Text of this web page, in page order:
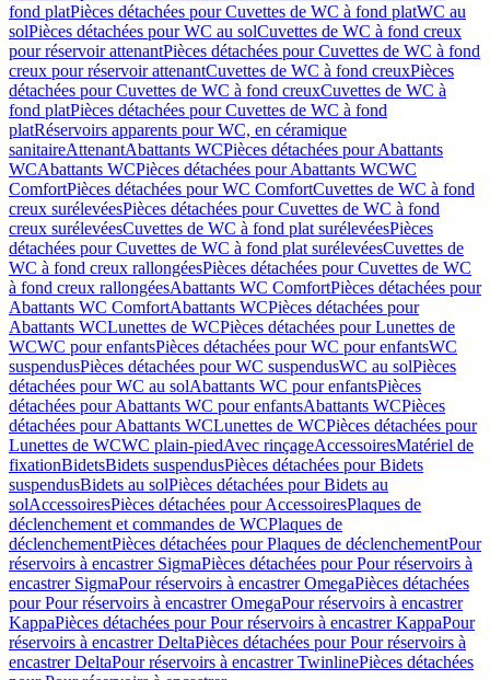
fond platPièces détachées pour Cuvettes de WC à fond platWC au
solPièces détachées pour WC au solCuvettes de WC à fond creux
pour réservoir attenantPièces détachées pour Cuvettes de WC à fond
creux pour réservoir attenantCuvettes de WC à fond creuxPièces
détachées pour Cuvettes de WC à fond creuxCuvettes de WC à
fond platPièces détachées pour Cuvettes de WC à fond
platRéservoirs apparents pour WC, en céramique
sanitaireAttenantAbattants WCPièces détachées pour Abattants
WCAbattants WCPièces détachées pour Abattants WCWC
ComfortPièces détachées pour WC ComfortCuvettes de WC à fond
creux surélevéesPièces détachées pour Cuvettes de WC à fond
creux surélevéesCuvettes de WC à fond plat surélevéesPièces
détachées pour Cuvettes de WC à fond plat surélevéesCuvettes de
WC à fond creux rallongéesPièces détachées pour Cuvettes de WC
à fond creux rallongéesAbattants WC ComfortPièces détachées pour
Abattants WC ComfortAbattants WCPièces détachées pour
Abattants WCLunettes de WCPièces détachées pour Lunettes de
WCWC pour enfantsPièces détachées pour WC pour enfantsWC
suspendusPièces détachées pour WC suspendusWC au solPièces
détachées pour WC au solAbattants WC pour enfantsPièces
détachées pour Abattants WC pour enfantsAbattants WCPièces
détachées pour Abattants WCLunettes de WCPièces détachées pour
Lunettes de WCWC plain-piedAvec rinçageAccessoiresMatériel de
fixationBidetsBidets suspendusPièces détachées pour Bidets
suspendusBidets au solPièces détachées pour Bidets au
solAccessoiresPièces détachées pour AccessoiresPlaques de
déclenchement et commandes de WCPlaques de
déclenchementPièces détachées pour Plaques de déclenchementPour
réservoirs à encastrer SigmaPièces détachées pour Pour réservoirs à
encastrer SigmaPour réservoirs à encastrer OmegaPièces détachées
pour Pour réservoirs à encastrer OmegaPour réservoirs à encastrer
KappaPièces détachées pour Pour réservoirs à encastrer KappaPour
réservoirs à encastrer DeltaPièces détachées pour Pour réservoirs à
encastrer DeltaPour réservoirs à encastrer TwinlinePièces détachées